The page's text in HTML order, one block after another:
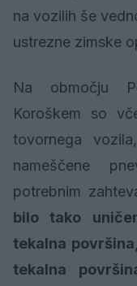
na vozilih še
ustrezne zimske
Na območju
Koroškem so
tovornega
nameščene
potrebnim
bilo tako
tekalna
tekalna